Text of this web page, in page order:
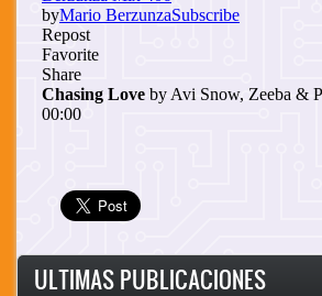
ULTIMAS PUBLICACIONES